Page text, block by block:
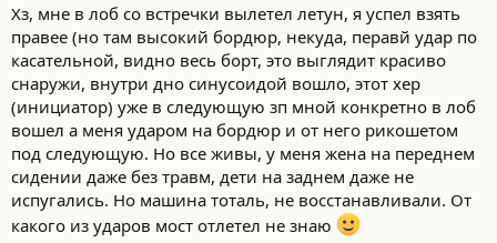
Хз, мне в лоб со встречки вылетел летун, я успел взять
правее (но там высокий бордюр, некуда, перавй удар по
касательной, видно весь борт, это выглядит красиво
снаружи, внутри дно синусоидой вошло, этот хер
(инициатор) уже в следующую зп мной конкретно в лоб
вошел а меня ударом на бордюр и от него рикошетом
под следующую. Но все живы, у меня жена на переднем
сидении даже без травм, дети на заднем даже не
испугались. Но машина тоталь, не восстанавливали. От
какого из ударов мост отлетел не знаю